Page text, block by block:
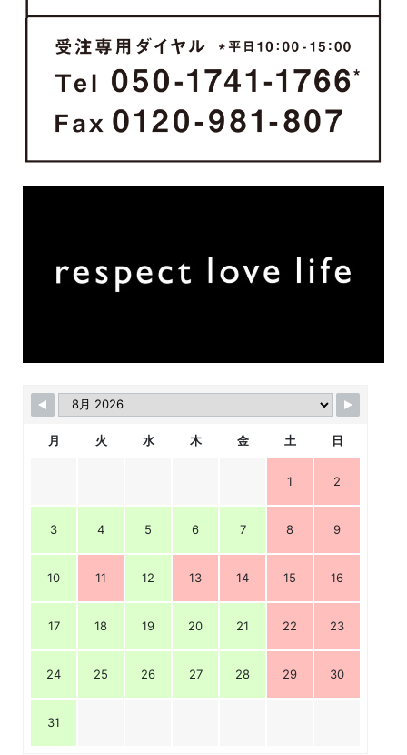
月 火 水 木 金 土 日
1 2
3 4 5 6 7 8 9
10 11 12 13 14 15 16
17 18 19 20 21 22 23
24 25 26 27 28 29 30
31